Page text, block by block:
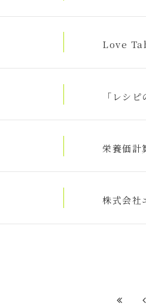
Love
「レシ
栄養価計
株式会社